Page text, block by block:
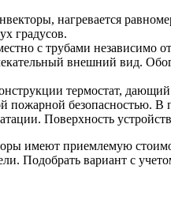
нагревается
градусов.
с трубами независимо
внешний вид.
термостат,
пожарной безопасностью.
Поверхность
имеют приемлемую
Подобрать вариант с